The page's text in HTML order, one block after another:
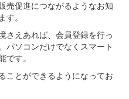
売促進につながるようなお知
す。
さえあれば、会員登録を行っ
パソコンだけでなくスマート
です。
ことができるようになってお